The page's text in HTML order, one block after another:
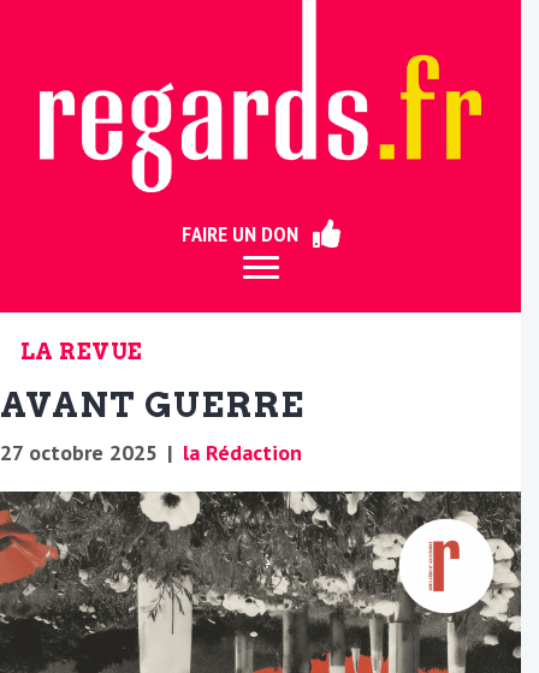
FAIRE UN DON
LA REVUE
AVANT GUERRE
27 octobre 2025 | la Rédaction